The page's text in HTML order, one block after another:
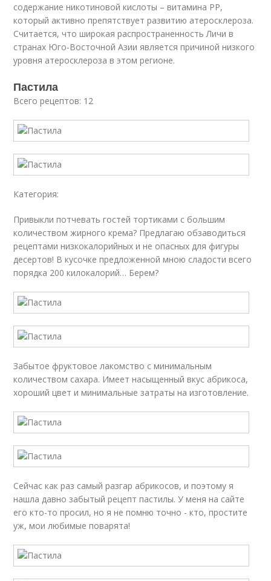
содержание никотиновой кислоты – витамина РР,
который активно препятствует развитию атеросклероза.
Считается, что широкая распространенность Личи в
странах Юго-Восточной Азии является причиной низкого
уровня атеросклероза в этом регионе.
Пастила
Всего рецептов: 12
Категория:
Привыкли потчевать гостей тортиками с большим
количеством жирного крема? Предлагаю обзаводиться
рецептами низкокалорийных и не опасных для фигуры
десертов! В кусочке предложенной мною сладости всего
порядка 200 килокалорий… Берем?
Забытое фруктовое лакомство с минимальным
количеством сахара. Имеет насыщенный вкус абрикоса,
хороший цвет и минимальные затраты на изготовление.
Сейчас как раз самый разгар абрикосов, и поэтому я
нашла давно забытый рецепт пастилы. У меня на сайте
его кто-то просил, но я не помню точно - кто, простите
уж, мои любимые поварята!